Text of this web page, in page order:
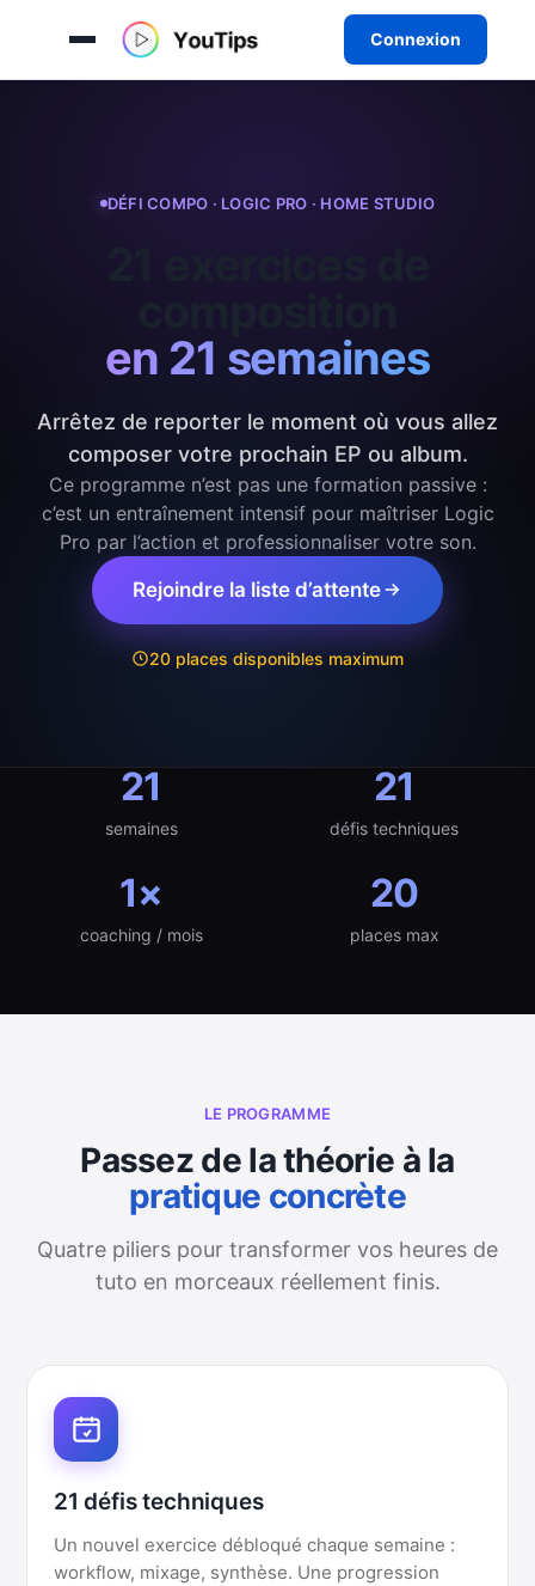
Connexion
DÉFI COMPO · LOGIC PRO · HOME STUDIO
en 21 semaines
Arrêtez de reporter le moment où vous allez
composer votre prochain EP ou album.
Ce programme n’est pas une formation passive :
c’est un entraînement intensif pour maîtriser Logic
Pro par l’action et professionnaliser votre son.
Rejoindre la liste d’attente
20 places disponibles maximum
21
semaines
21
défis techniques
1×
coaching / mois
20
places max
LE PROGRAMME
Passez de la théorie à la
pratique concrète
Quatre piliers pour transformer vos heures de
tuto en morceaux réellement finis.
21 défis techniques
Un nouvel exercice débloqué chaque semaine :
workflow, mixage, synthèse. Une progression